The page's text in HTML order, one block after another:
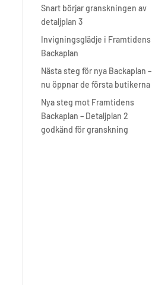
Snart börjar granskningen av
detaljplan 3
Invigningsglädje i Framtidens
Backaplan
Nästa steg för nya Backaplan –
nu öppnar de första butikerna
Nya steg mot Framtidens
Backaplan – Detaljplan 2
godkänd för granskning